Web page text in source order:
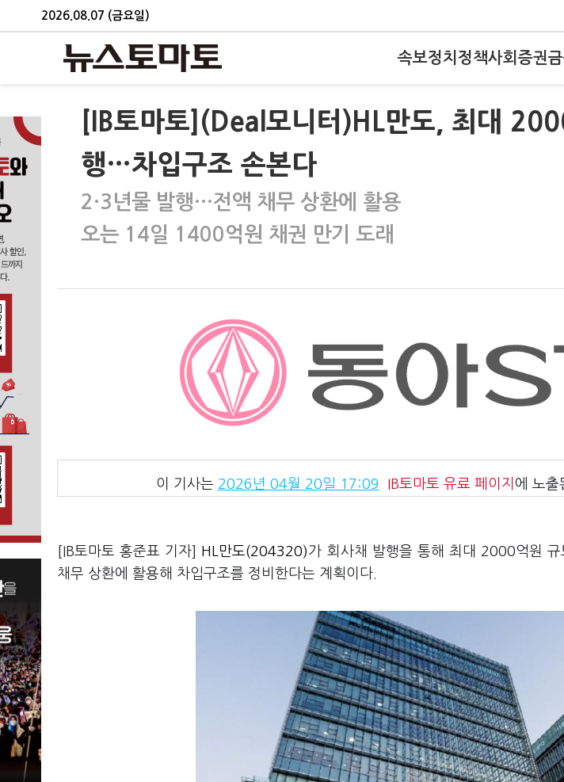
2026.08.07 (금요일)
속보정치 정책사회 증권
[IB토마토](Deal모니터)HL만도, 최대
행…차입구조 손본다
2·3년물 발행…전액 채무 상환에 활용
오는 14일 1400억원 채권 만기 도래
이 기사는 2026년 04월 20일 17:09 IB토마토 유료 페이지 에 노출
[IB토마토 홍준표 기자] HL만도(204320)가 회사채 발행을 통해 최대 2000억원
채무 상환에 활용해 차입구조를 정비한다는 계획이다.